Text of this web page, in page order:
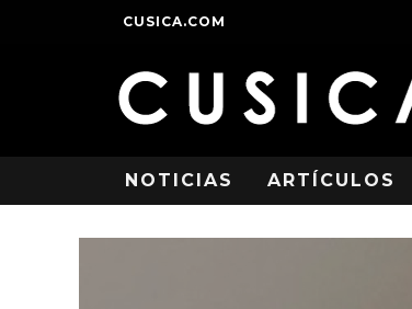
CUSICA.COM
NOTICIAS ARTÍCULOS